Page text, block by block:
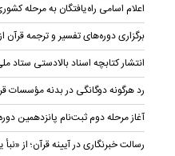
اعلام اسامی راه‌یافتگان به مرحله
برگزاری دوره‌های تفسیر و ترجمه
انتشار کتابچه اسناد بالادستی ستاد
رد هرگونه دوگانگی در بدنه مؤسسات قرآنی؛ ۲ اولویت اتحادیه کشوری در
آغاز مرحله دوم ثبت‌نام‌ پانزدهمین
رسالت خبرنگاری در آیینه قرآن؛ از